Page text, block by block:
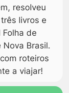
resolveu
livros e
de
Nova Brasil.
roteiros
a viajar!